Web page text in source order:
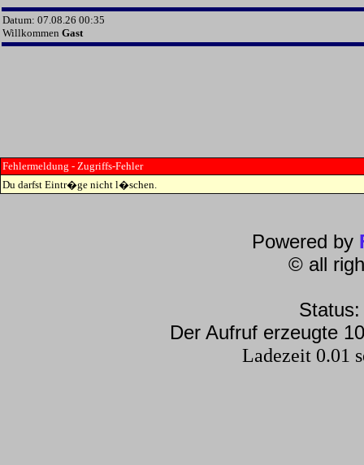
Datum: 07.08.26 00:35
Willkommen Gast
Fehlermeldung - Zugriffs-Fehler
Du darfst Eintr�ge nicht l�schen.
Powered by
© all
Der Aufruf erzeugte
Ladezeit 0.01